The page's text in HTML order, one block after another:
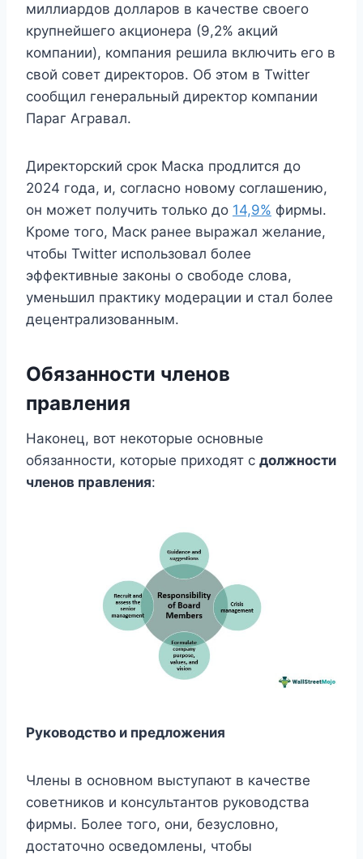
миллиардов долларов в качестве своего
крупнейшего акционера (9,2% акций
компании), компания решила включить его в
свой совет директоров. Об этом в Twitter
сообщил генеральный директор компании
Параг Агравал.
Директорский срок Маска продлится до
2024 года, и, согласно новому соглашению,
он может получить только до 14,9% фирмы.
Кроме того, Маск ранее выражал желание,
чтобы Twitter использовал более
эффективные законы о свободе слова,
уменьшил практику модерации и стал более
децентрализованным.
Обязанности членов
правления
Наконец, вот некоторые основные
обязанности, которые приходят с должности
членов правления:
Руководство и предложения
Члены в основном выступают в качестве
советников и консультантов руководства
фирмы. Более того, они, безусловно,
достаточно осведомлены, чтобы